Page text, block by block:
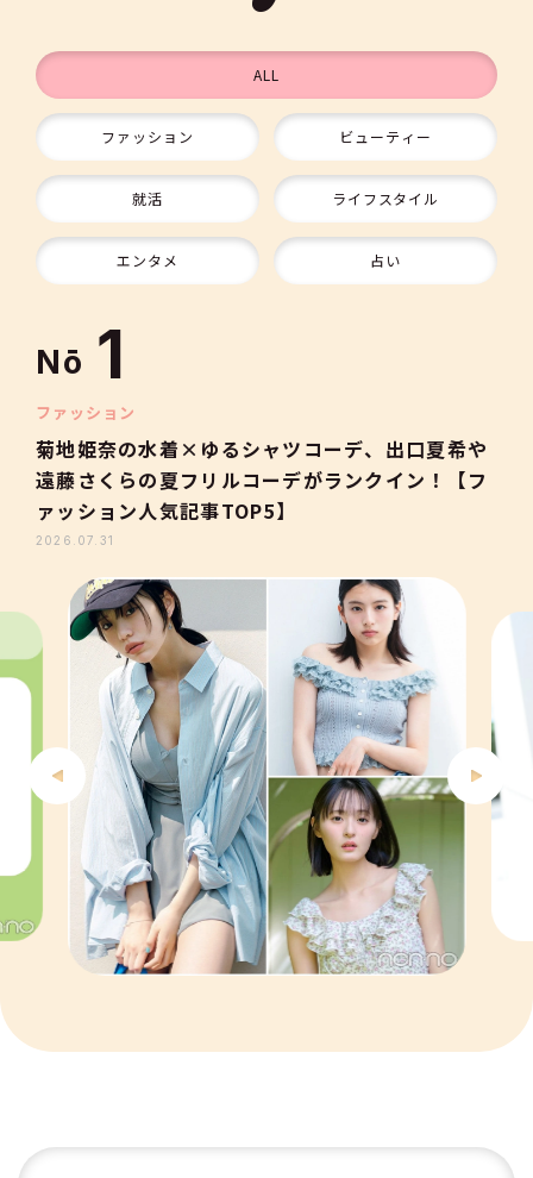
ALL
ファッション ビューティー
就活 ライフスタイル
エンタメ 占い
Nō
9
10
1
2
3
4
5
6
7
8
9
10
ファッション
菊地姫奈の水着×ゆるシャツコーデ、出口夏希や
遠藤さくらの夏フリルコーデがランクイン！【フ
ァッション人気記事TOP5】
2026.07.31